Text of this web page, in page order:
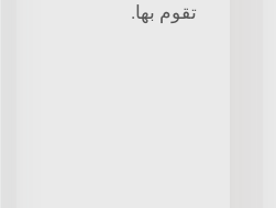
تقوم بها.